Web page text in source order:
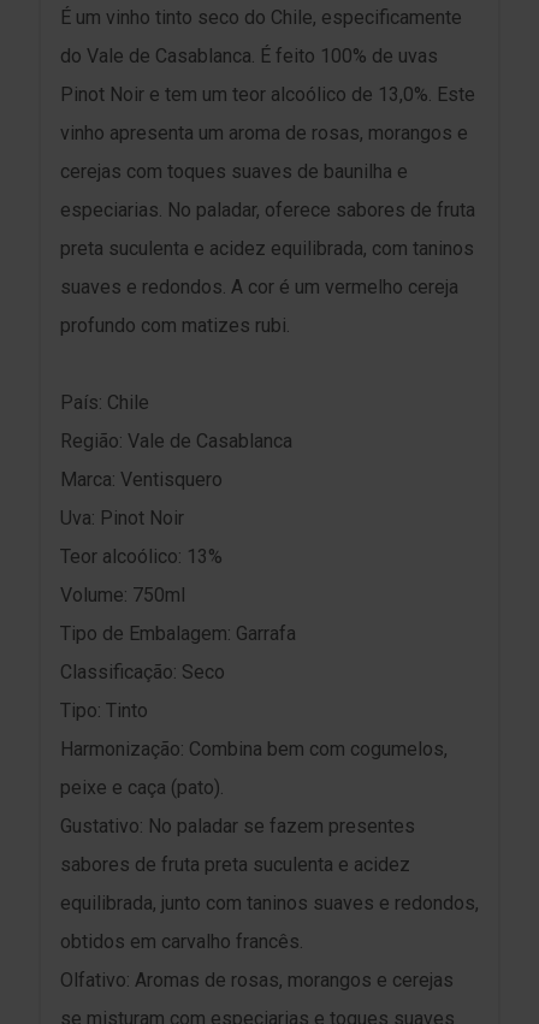
É um vinho tinto seco do Chile, especificamente
do Vale de Casablanca. É feito 100% de uvas
Pinot Noir e tem um teor alcoólico de 13,0%. Este
vinho apresenta um aroma de rosas, morangos e
cerejas com toques suaves de baunilha e
especiarias. No paladar, oferece sabores de fruta
preta suculenta e acidez equilibrada, com taninos
suaves e redondos. A cor é um vermelho cereja
profundo com matizes rubi.
País: Chile
Região: Vale de Casablanca
Marca: Ventisquero
Uva: Pinot Noir
Teor alcoólico: 13%
Volume: 750ml
Tipo de Embalagem: Garrafa
Classificação: Seco
Tipo: Tinto
Harmonização: Combina bem com cogumelos,
peixe e caça (pato).
Gustativo: No paladar se fazem presentes
sabores de fruta preta suculenta e acidez
equilibrada, junto com taninos suaves e redondos,
obtidos em carvalho francês.
Olfativo: Aromas de rosas, morangos e cerejas
se misturam com especiarias e toques suaves